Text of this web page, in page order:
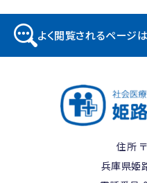
よく閲覧されるページ
住所
兵庫県姫